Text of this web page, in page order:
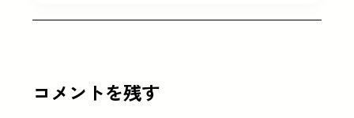
コメントを残す